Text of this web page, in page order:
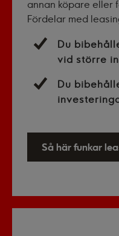
annan köpare eller
Fördelar med
Du
vid större
Du
Så här funkar